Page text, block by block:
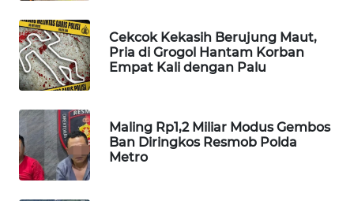
Cekcok Kekasih Berujung Maut,
Pria di Grogol Hantam Korban
Empat Kali dengan Palu
Maling Rp1,2 Miliar Modus Gembos
Ban Diringkos Resmob Polda
Metro
WAHANA
SPORT
WAHANA
UMKM
WAHANA